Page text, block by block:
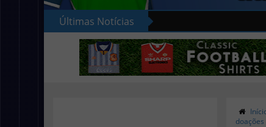
Últimas Notícias
doações